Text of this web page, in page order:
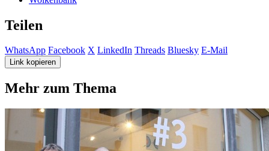
Teilen
WhatsApp Facebook X LinkedIn Threads Bluesky E-Mail
Link kopieren
Mehr zum Thema